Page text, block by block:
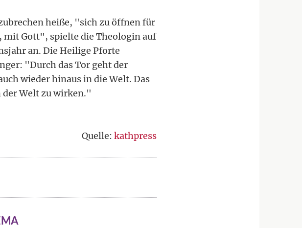
heiße, "sich zu öffnen für
mit Gott", spielte die Theologin auf
an. Die Heilige Pforte
"Durch das Tor geht der
wieder hinaus in die Welt. Das
Welt zu wirken."
Quelle: kathpress